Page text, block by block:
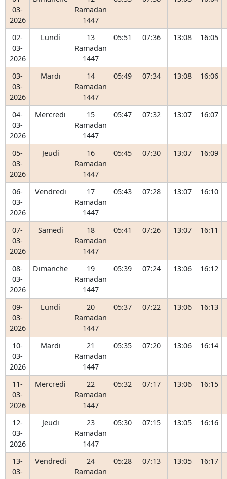
03-
2026
Ramadan
1447
02-
03-
2026
Lundi
13
Ramadan
1447
05:51 07:36 13:08 16:05
03-
03-
2026
Mardi
14
Ramadan
1447
05:49 07:34 13:08 16:06
04-
03-
2026
Mercredi
15
Ramadan
1447
05:47 07:32 13:07 16:07
05-
03-
2026
Jeudi
16
Ramadan
1447
05:45 07:30 13:07 16:09
06-
03-
2026
Vendredi
17
Ramadan
1447
05:43 07:28 13:07 16:10
07-
03-
2026
Samedi
18
Ramadan
1447
05:41 07:26 13:07 16:11
08-
03-
2026
Dimanche
19
Ramadan
1447
05:39 07:24 13:06 16:12
09-
03-
2026
Lundi
20
Ramadan
1447
05:37 07:22 13:06 16:13
10-
03-
2026
Mardi
21
Ramadan
1447
05:35 07:20 13:06 16:14
11-
03-
2026
Mercredi
22
Ramadan
1447
05:32 07:17 13:06 16:15
12-
03-
2026
Jeudi
23
Ramadan
1447
05:30 07:15 13:05 16:16
13-
03-
Vendredi
24
Ramadan
05:28 07:13 13:05 16:17